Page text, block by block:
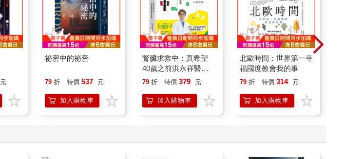
元
祕密中的祕密
79 折 特價 537 元
加入購物車
腎臟求救中：真希望
40歲之前洪永祥醫師
就告訴我這些事
79 折 特價 379 元
加入購物車
北歐時間：世界第一幸
福國度教會我的事
79 折 特價 314 元
加入購物車